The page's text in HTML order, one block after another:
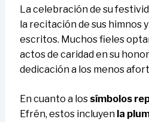
La celebración de su
la recitación de sus himnos
escritos. Muchos fieles
actos de caridad en su
dedicación a los menos
En cuanto a los símbolos
Efrén, estos incluyen la